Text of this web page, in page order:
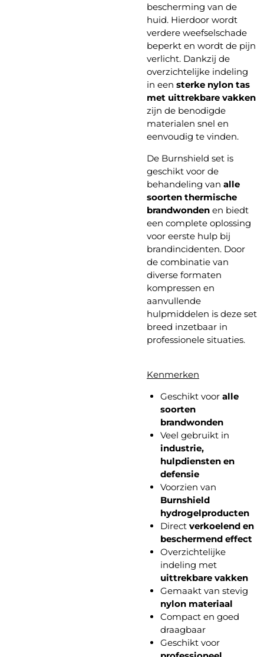
bescherming van de
huid. Hierdoor wordt
verdere weefselschade
beperkt en wordt de pijn
verlicht. Dankzij de
overzichtelijke indeling
in een sterke nylon tas
met uittrekbare vakken
zijn de benodigde
materialen snel en
eenvoudig te vinden.
De Burnshield set is
geschikt voor de
behandeling van alle
soorten thermische
brandwonden en biedt
een complete oplossing
voor eerste hulp bij
brandincidenten. Door
de combinatie van
diverse formaten
kompressen en
aanvullende
hulpmiddelen is deze set
breed inzetbaar in
professionele situaties.
Kenmerken
Geschikt voor alle
soorten
brandwonden
Veel gebruikt in
industrie,
hulpdiensten en
defensie
Voorzien van
Burnshield
hydrogelproducten
Direct verkoelend en
beschermend effect
Overzichtelijke
indeling met
uittrekbare vakken
Gemaakt van stevig
nylon materiaal
Compact en goed
draagbaar
Geschikt voor